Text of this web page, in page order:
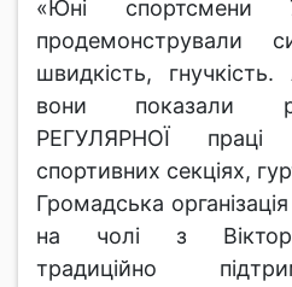
«Юні
продемонстрували
швидкість,
вони показали
РЕГУЛЯРНОЇ
спортивних секціях,
Громадська
на чолі з
традиційно